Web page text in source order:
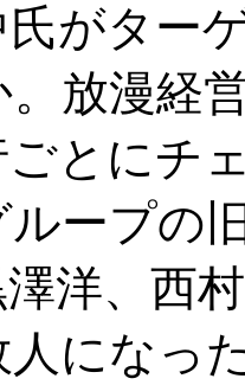
がター
。放漫経
とにチ
ープの
洋、西
になっ